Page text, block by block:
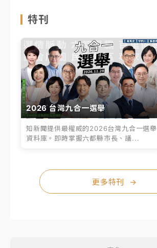
特刊
2026 台灣九合一選舉
知新聞提供最權威的2026台灣九合一選舉
資料庫。即時掌握六都縣市長、議...
更多特刊 →